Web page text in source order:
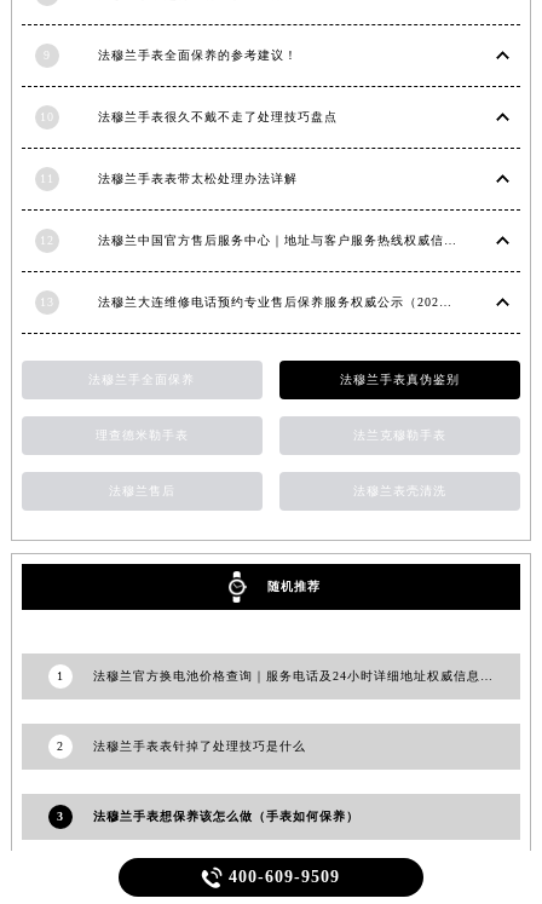
9 法穆兰手表全面保养的参考建议！
10 法穆兰手表很久不戴不走了处理技巧盘点
11 法穆兰手表表带太松处理办法详解
12
13
法穆兰手全面保养 法穆兰手表真伪鉴别
理查德米勒手表 法兰克穆勒手表
法穆兰售后 法穆兰表壳清洗
随机推荐
1
2 法穆兰手表表针掉了处理技巧是什么
3 法穆兰手表想保养该怎么做（手表如何保养）
法穆兰手表晚上怎么调时间（调试时间的方法）
 400-609-9509